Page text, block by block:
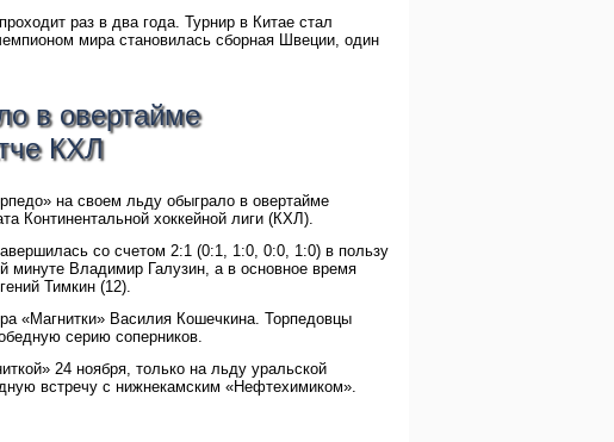
раз в два года. Турнир в Китае стал
мира становилась сборная Швеции, один
в овертайме
КХЛ
на своем льду обыграло в овертайме
Континентальной хоккейной лиги (КХЛ).
со счетом 2:1 (0:1, 1:0, 0:0, 1:0) в пользу
минуте Владимир Галузин, а в основное время
Тимкин (12).
«Магнитки» Василия Кошечкина. Торпедовцы
серию соперников.
24 ноября, только на льду уральской
встречу с нижнекамским «Нефтехимиком».